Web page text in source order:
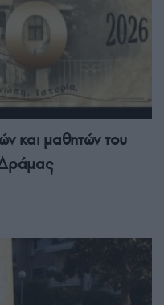
και μαθητών του